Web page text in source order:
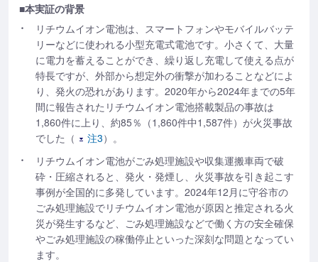
■本実証の背景
リチウムイオン電池は、スマートフォンやモバイルバッテ
リーなどに使われる小型充電式電池です。小さくて、大量
に電力を蓄えることができ、繰り返し充電して使える点が
特長ですが、外部から想定外の衝撃が加わることなどによ
り、発火の恐れがあります。2020年から2024年までの5年
間に報告されたリチウムイオン電池搭載製品の事故は
1,860件に上り、約85％（1,860件中1,587件）が火災事故
でした（
注3）。
リチウムイオン電池がごみ処理施設や収集運搬車両で破
砕・圧縮されると、発火・発煙し、火災事故を引き起こす
事例が全国的に多発しています。2024年12月に守谷市の
ごみ処理施設でリチウムイオン電池が原因と推定される火
災が発生するなど、ごみ処理施設などで働く方の安全確保
やごみ処理施設の稼働停止といった深刻な問題となってい
ます。